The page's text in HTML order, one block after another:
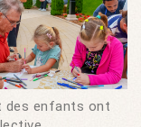
des enfants ont